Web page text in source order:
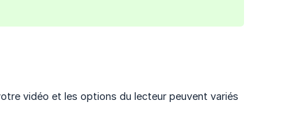
vidéo et les options du lecteur peuvent variés